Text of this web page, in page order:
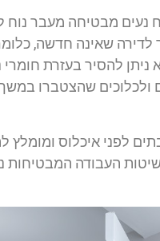
נעים מבטיחה מעבר
לדירה שאינה חדשה,
להסיר בעזרת חומרי
שהצטברו
בתים לפני איכלוס
העבודה המבטיחות